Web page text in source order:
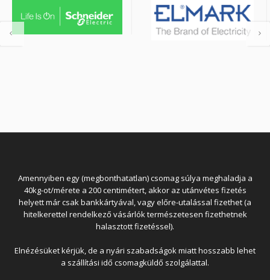
Amennyiben egy (megbonthatatlan) csomag súlya meghaladja a
40kg-ot/mérete a 200 centimétert, akkor az utánvétes fizetés
helyett már csak bankkártyával, vagy előre-utalással fizethet (a
hitelkerettel rendelkező vásárlók természetesen fizethetnek
halasztott fizetéssel).
Elnézésüket kérjük, de a nyári szabadságok miatt hosszabb lehet
a szállítási idő csomagküldő szolgálattal.